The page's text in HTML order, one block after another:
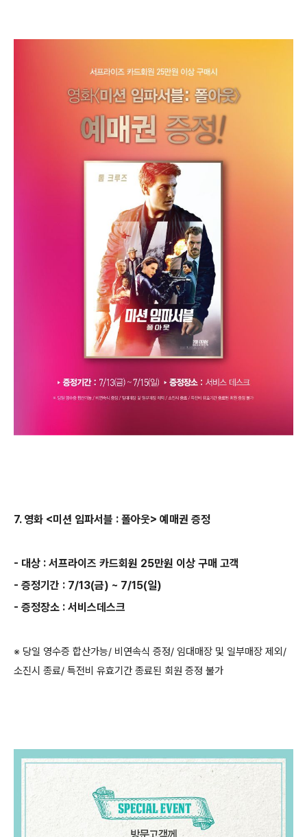
7. 영화 <미션 임파서블 : 폴아웃> 예매권 증정
- 대상 : 서프라이즈 카드회원 25만원 이상 구매 고객
- 증정기간 : 7/13(금) ~ 7/15(일)
- 증정장소 : 서비스데스크
※ 당일 영수증 합산가능/ 비연속식 증정/ 임대매장 및 일부매장 제외/
소진시 종료/ 특전비 유효기간 종료된 회원 증정 불가